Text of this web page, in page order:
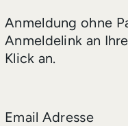
Anmeldung ohne
Anmeldelink an
Klick an.
Email Adresse